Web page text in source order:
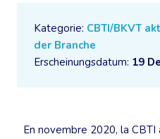
Kategorie: CBTI/BKVT
der Branche
Erscheinungsdatum: 19
En novembre 2020, la